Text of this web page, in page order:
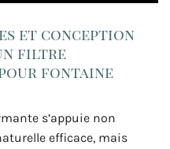
et conception
filtre
fontaine
s’appuie non
efficace, mais